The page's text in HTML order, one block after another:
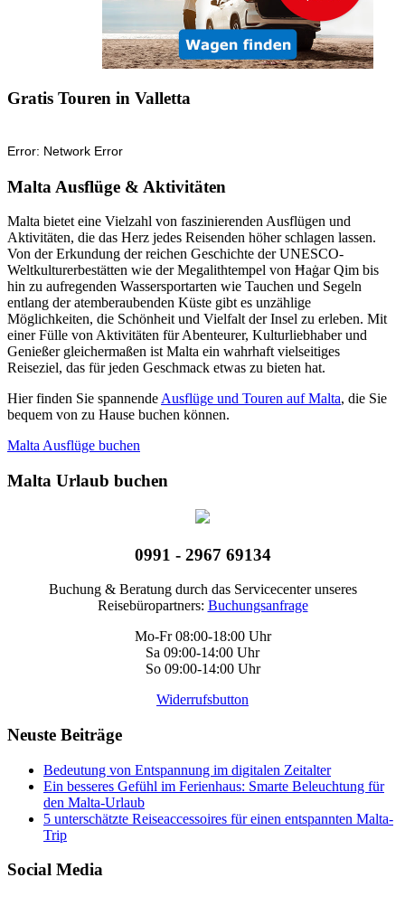
Gratis Touren in Valletta
Malta Ausflüge & Aktivitäten
Malta bietet eine Vielzahl von faszinierenden Ausflügen und
Aktivitäten, die das Herz jedes Reisenden höher schlagen lassen.
Von der Erkundung der reichen Geschichte der UNESCO-
Weltkulturerbestätten wie der Megalithtempel von Ħaġar Qim bis
hin zu aufregenden Wassersportarten wie Tauchen und Segeln
entlang der atemberaubenden Küste gibt es unzählige
Möglichkeiten, die Schönheit und Vielfalt der Insel zu erleben. Mit
einer Fülle von Aktivitäten für Abenteurer, Kulturliebhaber und
Genießer gleichermaßen ist Malta ein wahrhaft vielseitiges
Reiseziel, das für jeden Geschmack etwas zu bieten hat.
Hier finden Sie spannende Ausflüge und Touren auf Malta, die Sie
bequem von zu Hause buchen können.
Malta Ausflüge buchen
Malta Urlaub buchen
0991 - 2967 69134
Buchung & Beratung durch das Servicecenter unseres
Reisebüropartners: Buchungsanfrage
Mo-Fr 08:00-18:00 Uhr
Sa 09:00-14:00 Uhr
So 09:00-14:00 Uhr
Widerrufsbutton
Neuste Beiträge
Bedeutung von Entspannung im digitalen Zeitalter
Ein besseres Gefühl im Ferienhaus: Smarte Beleuchtung für
den Malta-Urlaub
5 unterschätzte Reiseaccessoires für einen entspannten Malta-
Trip
Social Media